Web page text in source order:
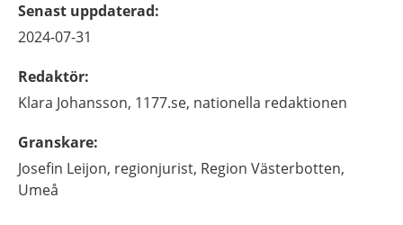
Senast uppdaterad:
2024-07-31
Redaktör:
Klara Johansson, 1177.se, nationella redaktionen
Granskare:
Josefin Leijon, regionjurist, Region Västerbotten,
Umeå